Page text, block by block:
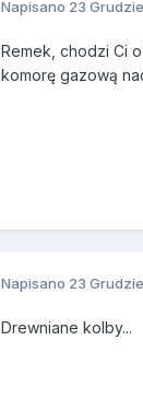
Napisano 23
Remek, chodzi Ci
komorę gazową
Napisano 23
Drewniane kolby...